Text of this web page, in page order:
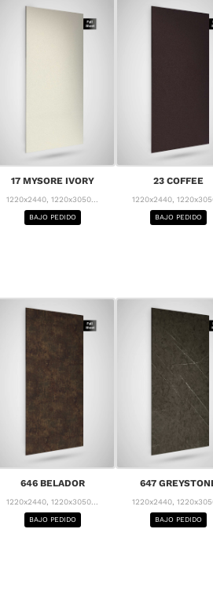
17 MYSORE IVORY
1220x2440, 1220x3050...
BAJO PEDIDO
23 COFFEE
1220x2440,
BAJO PEDIDO
646 BELADOR
1220x2440, 1220x3050...
BAJO PEDIDO
647
1220x2440,
BAJO PEDIDO